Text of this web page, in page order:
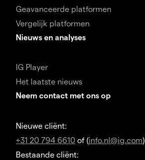
Geavanceerde platformen
Vergelijk platformen
Nieuws en analyses
IG Player
Het laatste nieuws
Neem contact met ons op
Nieuwe cliënt:
+31 20 794 6610 of (info.nl@ig.com)
Bestaande cliënt: